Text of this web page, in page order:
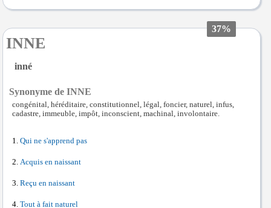
37%
INNE
inné
Synonyme de INNE
congénital, héréditaire, constitutionnel, légal, foncier, naturel, infus,
cadastre, immeuble, impôt, inconscient, machinal, involontaire.
Qui ne s'apprend pas
Acquis en naissant
Reçu en naissant
Tout à fait naturel